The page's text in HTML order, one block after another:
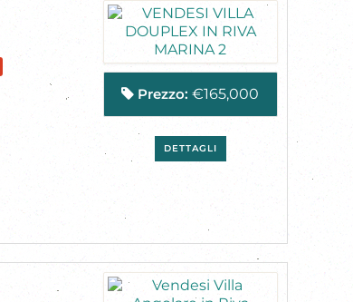
Prezzo:€165,000
DETTAGLI